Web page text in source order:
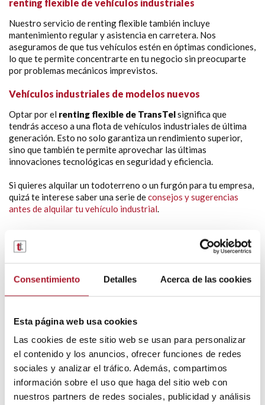
Consentimiento Detalles Acerca de las cookies
Esta página web usa cookies
Las cookies de este sitio web se usan para personalizar
el contenido y los anuncios, ofrecer funciones de redes
sociales y analizar el tráfico. Además, compartimos
información sobre el uso que haga del sitio web con
nuestros partners de redes sociales, publicidad y análisis
renting flexible de vehículos industriales
Nuestro servicio de renting flexible también incluye
mantenimiento regular y asistencia en carretera. Nos
aseguramos de que tus vehículos estén en óptimas condiciones,
lo que te permite concentrarte en tu negocio sin preocuparte
por problemas mecánicos imprevistos.
Vehículos industriales de modelos nuevos
Optar por el renting flexible de TransTelsignifica que
tendrás acceso a una flota de vehículos industriales de última
generación. Esto no solo garantiza un rendimiento superior,
sino que también te permite aprovechar las últimas
innovaciones tecnológicas en seguridad y eficiencia.
Si quieres alquilar un todoterreno o un furgón para tu empresa,
quizá te interese saber una serie deconsejos y sugerencias
antes de alquilar tu vehículo industrial.
En TransTel contamos con una
gran variedad de stock de
inmediata, unidades de pre entrega para renting a largo
tu empresa
toda la península ibérica, Canarias y Baleares y talleres
propios TransTel en Valencia, Madrid, Barcelona, Bilbao,
Málaga, Sevilla y Lisboa.
Disponemos de una plantilla de conductores querealizarán la
entrega del vehículo llave en manoallá donde quieras, en
España, incluidas Canarias y Baleares, y en Portugal.